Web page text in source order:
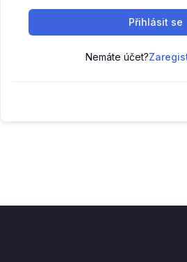
Přihlásit se
Nemáte účet?